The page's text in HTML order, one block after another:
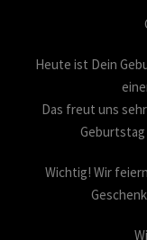
Heute ist Dein
Das freut uns
Geburtstag
Wichtig! Wir